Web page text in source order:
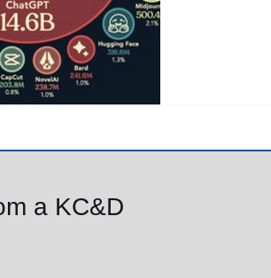
Av. Paulista, 1.009, conj. 1.906, Bela
a KC&D